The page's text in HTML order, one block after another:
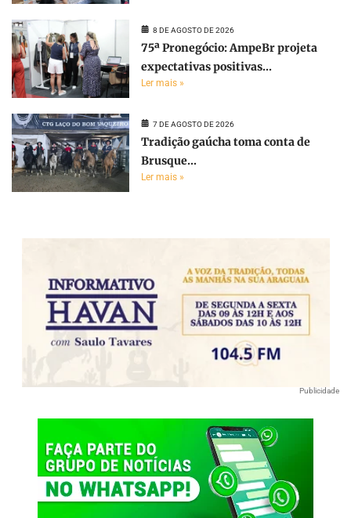
8 DE AGOSTO DE 2026
75ª Pronegócio: AmpeBr projeta
expectativas positivas...
Ler mais »
7 DE AGOSTO DE 2026
Tradição gaúcha toma conta de
Brusque...
Ler mais »
Publicidade